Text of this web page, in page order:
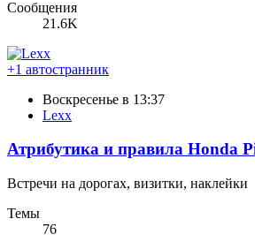
Сообщения
21.6K
+1 автостранник
Воскресенье в 13:37
Lexx
Атрибутика и правила Honda
Встречи на дорогах, визитки, наклейки
Темы
76